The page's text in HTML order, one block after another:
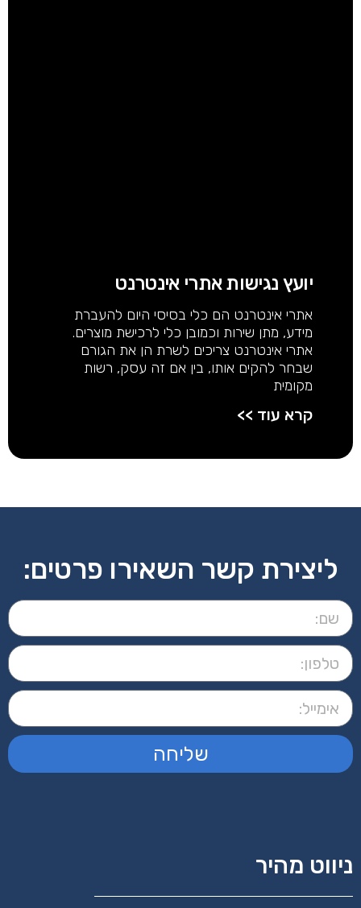
יועץ נגישות אתרי אינטרנט
אתרי אינטרנט הם כלי בסיסי היום להעברת
מידע, מתן שירות וכמובן כלי לרכישת מוצרים.
אתרי אינטרנט צריכים לשרת הן את הגורם
שבחר להקים אותו, בין אם זה עסק, רשות
מקומית
קרא עוד >>
ליצירת קשר השאירו פרטים:
שליחה
ניווט מהיר